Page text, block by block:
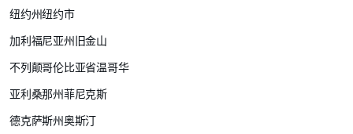
纽约州纽约市
加利福尼亚州旧金山
不列颠哥伦比亚省温哥华
亚利桑那州菲尼克斯
德克萨斯州奥斯汀